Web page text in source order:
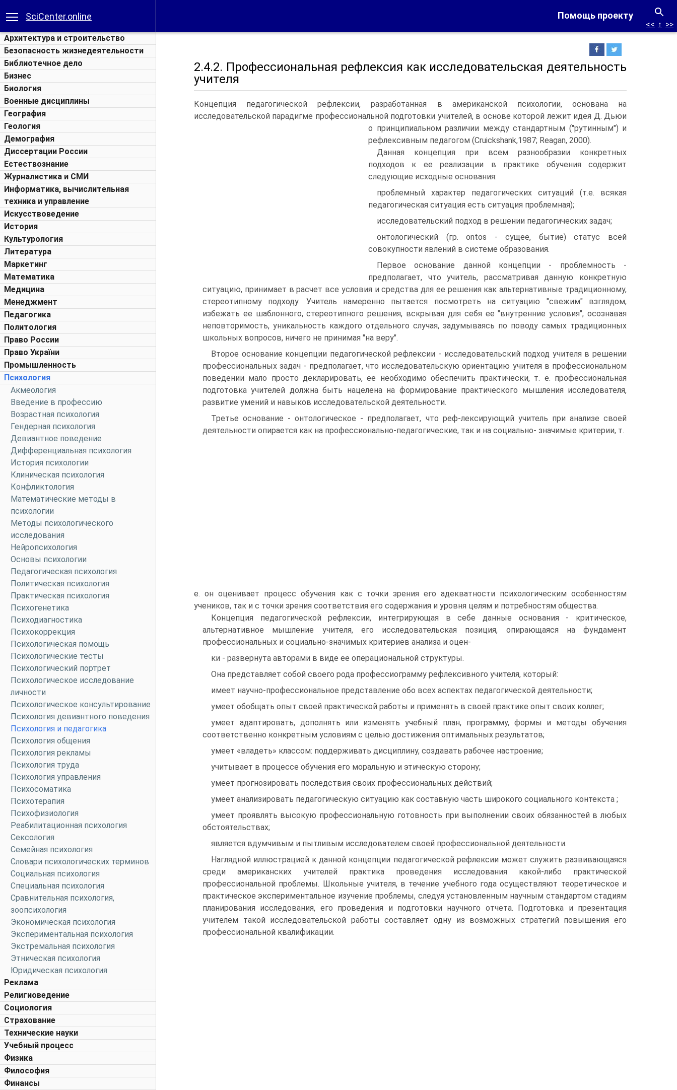
Помощь проекту
SciCenter.online
Архитектура и строительство
Безопасность жизнедеятельности
Библиотечное дело
Бизнес
Биология
Военные дисциплины
География
Геология
Демография
Диссертации России
Естествознание
Журналистика и СМИ
Информатика, вычислительная
техника и управление
Искусствоведение
История
Культурология
Литература
Маркетинг
Математика
Медицина
Менеджмент
Педагогика
Политология
Право России
Право України
Промышленность
Психология
Акмеология
Введение в профессию
Возрастная психология
Гендерная психология
Девиантное поведение
Дифференциальная психология
История психологии
Клиническая психология
Конфликтология
Математические методы в
психологии
Методы психологического
исследования
Нейропсихология
Основы психологии
Педагогическая психология
Политическая психология
Практическая психология
Психогенетика
Психодиагностика
Психокоррекция
Психологическая помощь
Психологические тесты
Психологический портрет
Психологическое исследование
личности
Психологическое консультирование
Психология девиантного поведения
Психология и педагогика
Психология общения
Психология рекламы
Психология труда
Психология управления
Психосоматика
Психотерапия
Психофизиология
Реабилитационная психология
Сексология
Семейная психология
Словари психологических терминов
Социальная психология
Специальная психология
Сравнительная психология,
зоопсихология
Экономическая психология
Экспериментальная психология
Экстремальная психология
Этническая психология
Юридическая психология
Реклама
Религиоведение
Социология
Страхование
Технические науки
Учебный процесс
Физика
Философия
Финансы
<< ↑ >>
2.4.2. Профессиональная рефлексия как исследовательская деятельность
учителя
Концепция педагогической рефлексии, разработанная в американской психологии, основана на
исследовательской парадигме профессиональной подготовки учителей, в основе которой лежит идея Д. Дьюи
о принципиальном различии между стандартным ("рутинным") и
рефлексивным педагогом (Cruickshank,1987; Reagan, 2000).
Данная концепция при всем разнообразии конкретных
подходов к ее реализации в практике обучения содержит
следующие исходные основания:
проблемный характер педагогических ситуаций (т.е. всякая
педагогическая ситуация есть ситуация проблемная);
исследовательский подход в решении педагогических задач;
онтологический (гр. ontos - сущее, бытие) статус всей
совокупности явлений в системе образования.
Первое основание данной концепции - проблемность -
предполагает, что учитель, рассматривая данную конкретную
ситуацию, принимает в расчет все условия и средства для ее решения как альтернативные традиционному,
стереотипному подходу. Учитель намеренно пытается посмотреть на ситуацию "свежим" взглядом,
избежать ее шаблонного, стереотипного решения, вскрывая для себя ее "внутренние условия", осознавая
неповторимость, уникальность каждого отдельного случая, задумываясь по поводу самых традиционных
школьных вопросов, ничего не принимая "на веру".
Второе основание концепции педагогической рефлексии - исследовательский подход учителя в решении
профессиональных задач - предполагает, что исследовательскую ориентацию учителя в профессиональном
поведении мало просто декларировать, ее необходимо обеспечить практически, т. е. профессиональная
подготовка учителей должна быть нацелена на формирование практического мышления исследователя,
развитие умений и навыков исследовательской деятельности.
Третье основание - онтологическое - предполагает, что реф-лексирующий учитель при анализе своей
деятельности опирается как на профессионально-педагогические, так и на социально- значимые критерии, т.
е. он оценивает процесс обучения как с точки зрения его адекватности психологическим особенностям
учеников, так и с точки зрения соответствия его содержания и уровня целям и потребностям общества.
Концепция педагогической рефлексии, интегрирующая в себе данные основания - критическое,
альтернативное мышление учителя, его исследовательская позиция, опирающаяся на фундамент
профессиональных и социально-значимых критериев анализа и оцен-
ки - развернута авторами в виде ее операциональной структуры.
Она представляет собой своего рода профессиограмму рефлексивного учителя, который:
имеет научно-профессиональное представление обо всех аспектах педагогической деятельности;
умеет обобщать опыт своей практической работы и применять в своей практике опыт своих коллег;
умеет адаптировать, дополнять или изменять учебный план, программу, формы и методы обучения
соответственно конкретным условиям с целью достижения оптимальных результатов;
умеет «владеть» классом: поддерживать дисциплину, создавать рабочее настроение;
учитывает в процессе обучения его моральную и этическую сторону;
умеет прогнозировать последствия своих профессиональных действий;
умеет анализировать педагогическую ситуацию как составную часть широкого социального контекста ;
умеет проявлять высокую профессиональную готовность при выполнении своих обязанностей в любых
обстоятельствах;
является вдумчивым и пытливым исследователем своей профессиональной деятельности.
Наглядной иллюстрацией к данной концепции педагогической рефлексии может служить развивающаяся
среди американских учителей практика проведения исследования какой-либо практической
профессиональной проблемы. Школьные учителя, в течение учебного года осуществляют теоретическое и
практическое экспериментальное изучение проблемы, следуя установленным научным стандартом стадиям
планирования исследования, его проведения и подготовки научного отчета. Подготовка и презентация
учителем такой исследовательской работы составляет одну из возможных стратегий повышения его
профессиональной квалификации.